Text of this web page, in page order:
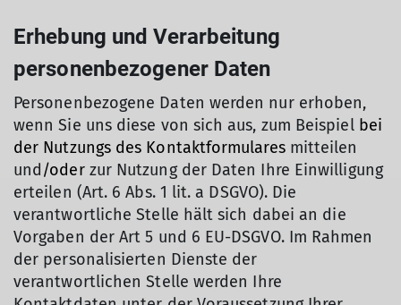
Erhebung und Verarbeitung
personenbezogener Daten
Personenbezogene Daten werden nur erhoben,
wenn Sie uns diese von sich aus, zum Beispiel bei
der Nutzungs des Kontaktformularesmitteilen
und/oderzur Nutzung der Daten Ihre Einwilligung
erteilen (Art. 6 Abs. 1 lit. a DSGVO). Die
verantwortliche Stelle hält sich dabei an die
Vorgaben der Art 5 und 6 EU-DSGVO. Im Rahmen
der personalisierten Dienste der
verantwortlichen Stelle werden Ihre